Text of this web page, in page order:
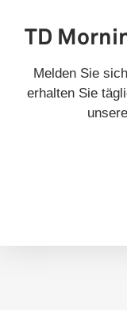
TD
Melden Sie
erhalten Sie